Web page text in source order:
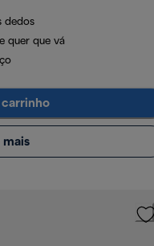
dedos
quer que vá
mais